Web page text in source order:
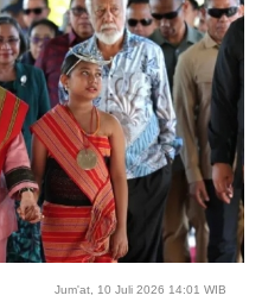
Jum'at, 10 Juli 2026 14:01 WIB